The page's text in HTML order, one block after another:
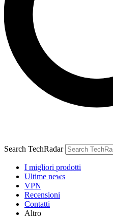
Search TechRadar
I migliori prodotti
Ultime news
VPN
Recensioni
Contatti
Altro